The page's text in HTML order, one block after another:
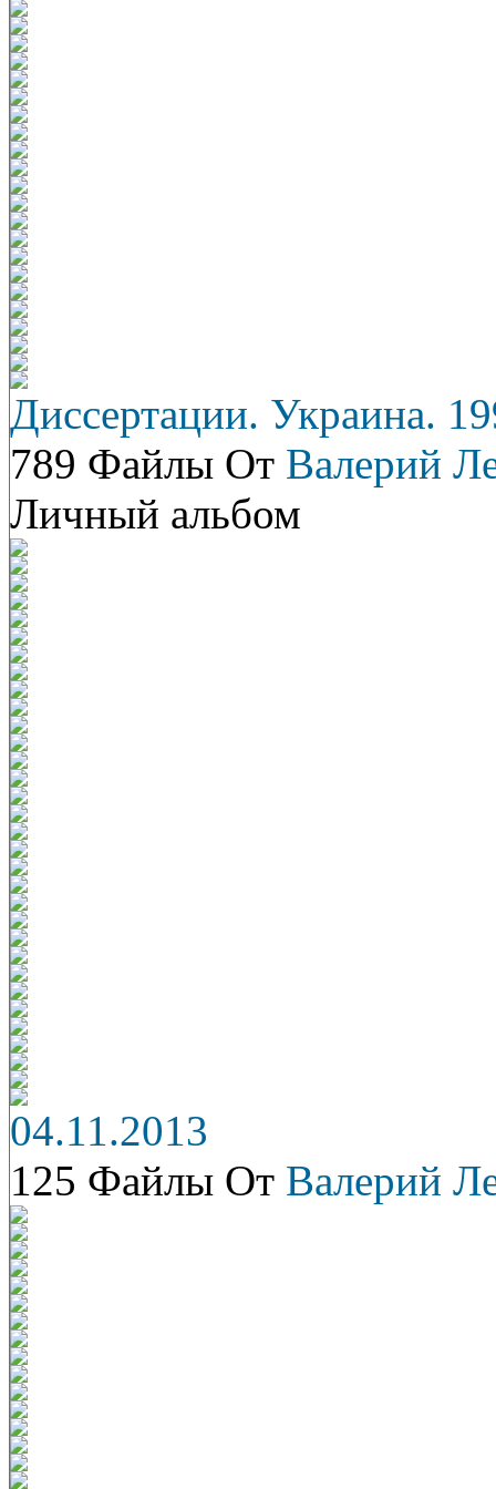
Диссертации. Украина.
789 Файлы От Валерий
Личный альбом
04.11.2013
125 Файлы От Валерий